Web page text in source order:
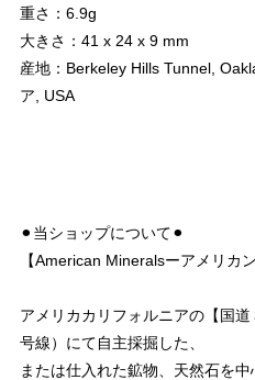
重さ：6.9g
大きさ：41 x 24 x 9 mm
産地：Berkeley Hills Tunnel,
ア, USA
⚫︎当ショップについて⚫︎
【American Mineralsーアメリカ
アメリカカリフォルニアの【国
号線）にて自主採掘した、
または仕入れた鉱物、天然石を中